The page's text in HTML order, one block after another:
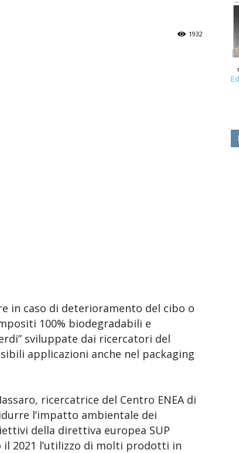
1932
in caso di deterioramento del cibo o
100% biodegradabili e
sviluppate dai ricercatori del
applicazioni anche nel packaging
ricercatrice del Centro ENEA di
l’impatto ambientale dei
della direttiva europea SUP
il 2021 l’utilizzo di molti prodotti in